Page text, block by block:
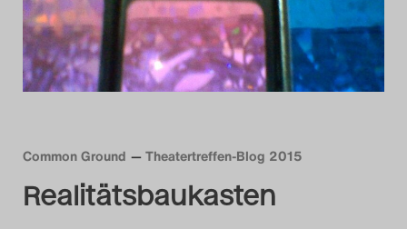
Das Theatertreffen-Blog
2014
2015
Das Theatertreffen-Blog
Common Ground Theatertreffen-Blog 2015
Realitätsbaukasten